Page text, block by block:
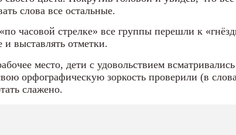
слова все остальные.
часовой стрелке» все группы перешли к
и выставлять отметки.
место, дети с удовольствием
орфографическую зоркость проверили (в
слажено.